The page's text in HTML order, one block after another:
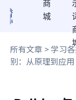
商
城
所有文章 >学习
别：从原理到应用